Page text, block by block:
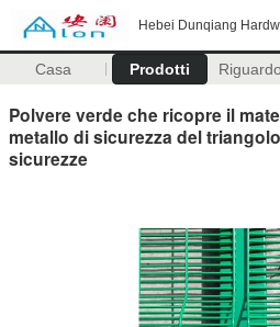
Hebei Dunqiang
Casa Prodotti
Polvere verde che ricopre il
metallo di sicurezza del
sicurezze